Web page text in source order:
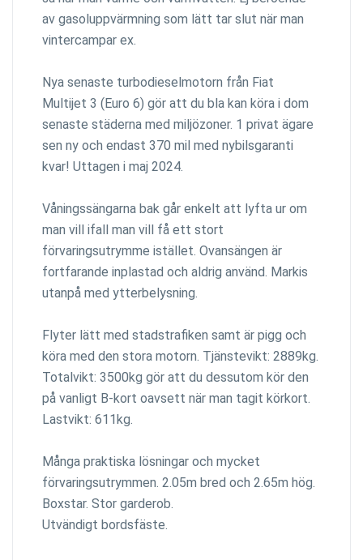
av gasoluppvärmning som lätt tar slut när man
vintercampar ex.
Nya senaste turbodieselmotorn från Fiat
Multijet 3 (Euro 6) gör att du bla kan köra i dom
senaste städerna med miljözoner. 1 privat ägare
sen ny och endast 370 mil med nybilsgaranti
kvar! Uttagen i maj 2024.
Våningssängarna bak går enkelt att lyfta ur om
man vill ifall man vill få ett stort
förvaringsutrymme istället. Ovansängen är
fortfarande inplastad och aldrig använd. Markis
utanpå med ytterbelysning.
Flyter lätt med stadstrafiken samt är pigg och
köra med den stora motorn. Tjänstevikt: 2889kg.
Totalvikt: 3500kg gör att du dessutom kör den
på vanligt B-kort oavsett när man tagit körkort.
Lastvikt: 611kg.
Många praktiska lösningar och mycket
förvaringsutrymmen. 2.05m bred och 2.65m hög.
Boxstar. Stor garderob.
Utvändigt bordsfäste.